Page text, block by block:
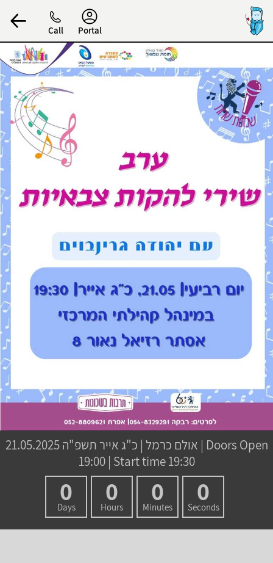
Call Portal
הפרופיל שלי
אולם כרמל | כ"ג אייר תשפ"ה 21.05.2025 | Doors Open
19:00 | Start time 19:30
0
Seconds
0
Minutes
0
Hours
0
Days